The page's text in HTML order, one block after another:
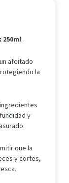
.
afeitado
la
y
que la
y cortes,